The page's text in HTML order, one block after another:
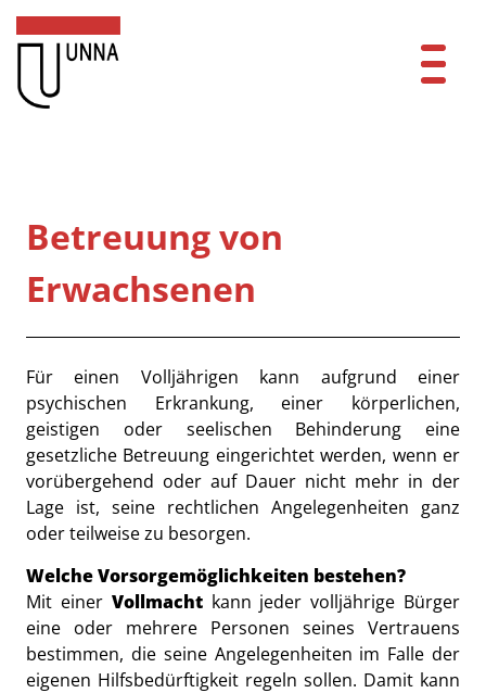
Zum Hauptinhalt springen
Zum Header
Zum Hauptinhalt
Zum Footer
Mitarbeitende A-Z
Kontakt
Anmelden
Betreuung von
Erwachsenen
Beschreibung
Für einen Volljährigen kann aufgrund einer
psychischen Erkrankung, einer körperlichen,
geistigen oder seelischen Behinderung eine
gesetzliche Betreuung eingerichtet werden, wenn er
vorübergehend oder auf Dauer nicht mehr in der
Lage ist, seine rechtlichen Angelegenheiten ganz
oder teilweise zu besorgen.
Welche Vorsorgemöglichkeiten bestehen?
Mit einer Vollmacht kann jeder volljährige Bürger
eine oder mehrere Personen seines Vertrauens
bestimmen, die seine Angelegenheiten im Falle der
eigenen Hilfsbedürftigkeit regeln sollen. Damit kann